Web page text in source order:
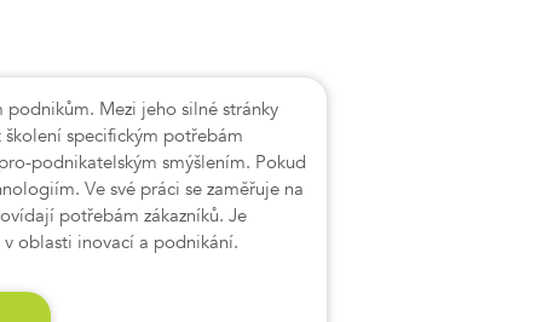
Mezi jeho silné stránky
specifickým potřebám
podnikatelským smýšlením. Pokud
Ve své práci se zaměřuje na
potřebám zákazníků. Je
oblasti inovací a podnikání.